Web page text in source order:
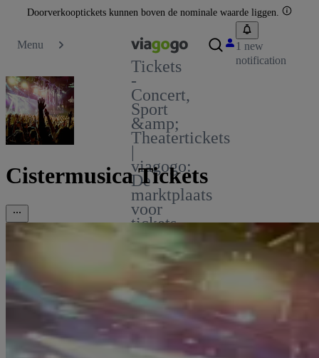
Doorverkooptickets kunnen boven de nominale waarde liggen.
Menu
Tickets
-
Concert,
Sport
&amp;
Theatertickets
|
viagogo:
De
marktplaats
voor
tickets
1 new
notification
Cistermusica Tickets